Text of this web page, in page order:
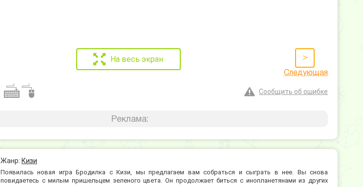
На весь экран >
Следующая
Сообщить об ошибке
Реклама:
Жанр: Кизи
Появилась новая игра Бродилка с Кизи, мы предлагаем вам собраться и сыграть в нее. Вы снова
повидаетесь с милым пришельцем зеленого цвета. Он продолжает биться с инопланетянами из других